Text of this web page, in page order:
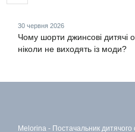
30 червня 2026
Чому шорти джинсові дитячі
ніколи не виходять із моди?
Melorina - Постачальник